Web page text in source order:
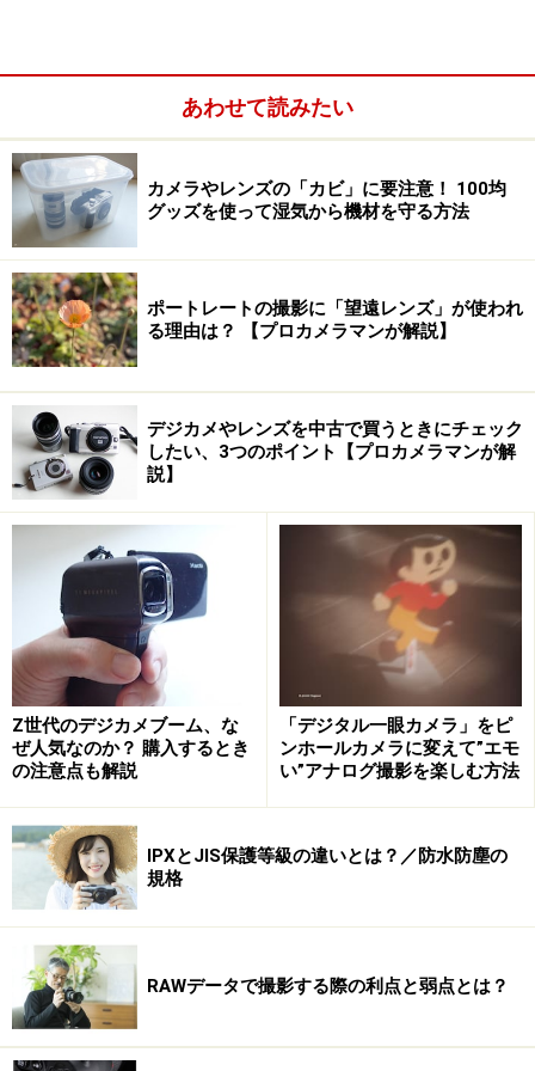
ダイヤモンドカットの滑り止めがついている。このおか
その他のスペックは基本的にCX1を継承したものとなっ
ている。929万画素のCMOSを搭載し、イメージセンサー
シフト式の手ぶれ補正機構も搭載している。CMOSを搭
載したことで、高速連射も可能となっており、これは
CX1の4枚/秒から5枚/秒へと強化されている。
動画撮影機能は最大VGA/30fpsと、こちらもCX1と同
様。ハイビジョン動画の搭載はされていないのが個人的
には残念である。
※記事内容は執筆時点のものです。最新の内容をご確認くださ
次のページへ
あわせて読みたい
カメラやレンズの「カビ」に要注意！ 100均
グッズを使って湿気から機材を守る方法
ポートレートの撮影に「望遠レンズ」が使われ
る理由は？ 【プロカメラマンが解説】
デジカメやレンズを中古で買うときにチェック
したい、3つのポイント【プロカメラマンが解
説】
Z世代のデジカメブーム、な
ぜ人気なのか？ 購入するとき
の注意点も解説
「デジタル一眼カメラ」をピ
ンホールカメラに変えて”エモ
い”アナログ撮影を楽しむ方法
IPXとJIS保護等級の違いとは？／防水防塵の
規格
RAWデータで撮影する際の利点と弱点とは？